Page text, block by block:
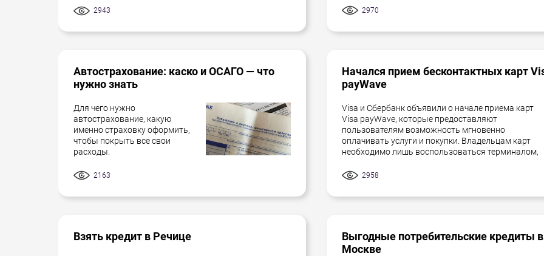
2943 2970
Автострахование: каско и ОСАГО — что
нужно знать
Для чего нужно
автострахование, какую
именно страховку оформить,
чтобы покрыть все свои
расходы.
2163
Начался прием бесконтактных карт
payWave
Visa и Сбербанк объявили о начале приема карт
Visa payWave, которые предоставляют
пользователям возможность мгновенно
оплачивать услуги и покупки. Владельцам карт
необходимо лишь воспользоваться терминалом,
2958
Взять кредит в Речице
Выгодные потребительские кредиты в
Москве